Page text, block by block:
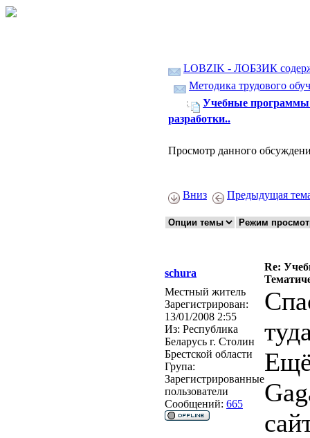
LOBZIK - ЛОБЗИК
Методика трудового
Учебные программы
разработки..
Просмотр данного
Вниз Предыдущая
schura
Re:
Местный житель
Зарегистрирован:
13/01/2008 2:55
Из: Республика
Беларусь г. Столин
Брестской области
Група:
Зарегистрированные
пользователи
Сообщений: 665